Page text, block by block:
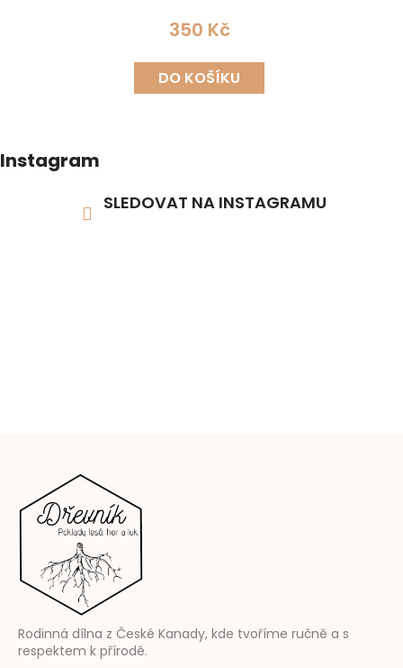
350 Kč
DO KOŠÍKU
Instagram
SLEDOVAT NA INSTAGRAMU
Rodinná dílna z České Kanady, kde tvoříme ručně a s
respektem k přírodě.